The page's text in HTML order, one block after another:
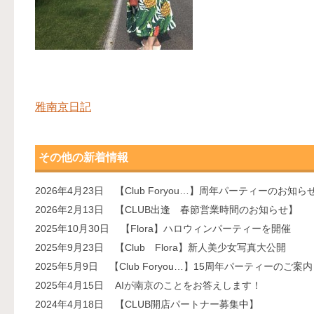
雅南京日記
その他の新着情報
2026年4月23日
【Club Foryou…】周年パーティーのお知ら
2026年2月13日
【CLUB出逢 春節営業時間のお知らせ】
2025年10月30日
【Flora】ハロウィンパーティーを開催
2025年9月23日
【Club Flora】新人美少女写真大公開
2025年5月9日
【Club Foryou…】15周年パーティーのご案内
2025年4月15日
AIが南京のことをお答えします！
2024年4月18日
【CLUB開店パートナー募集中】